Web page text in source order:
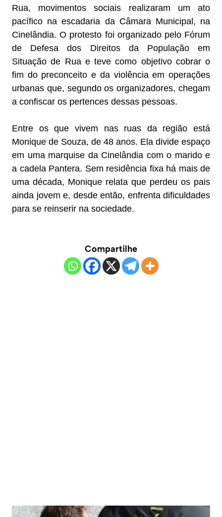
Rua, movimentos sociais realizaram um ato
pacífico na escadaria da Câmara Municipal, na
Cinelândia. O protesto foi organizado pelo Fórum
de Defesa dos Direitos da População em
Situação de Rua e teve como objetivo cobrar o
fim do preconceito e da violência em operações
urbanas que, segundo os organizadores, chegam
a confiscar os pertences dessas pessoas.
Entre os que vivem nas ruas da região está
Monique de Souza, de 48 anos. Ela divide espaço
em uma marquise da Cinelândia com o marido e
a cadela Pantera. Sem residência fixa há mais de
uma década, Monique relata que perdeu os pais
ainda jovem e, desde então, enfrenta dificuldades
para se reinserir na sociedade.
Compartilhe